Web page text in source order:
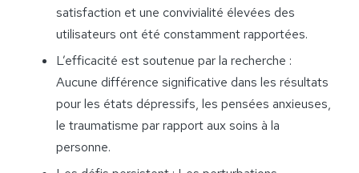
satisfaction et une convivialité élevées des
utilisateurs ont été constamment rapportées.
L’efficacité est soutenue par la recherche :
Aucune différence significative dans les résultats
pour les états dépressifs, les pensées anxieuses,
le traumatisme par rapport aux soins à la
personne.